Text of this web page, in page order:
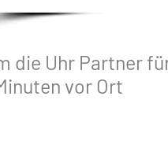
die Uhr Partner
vor Ort